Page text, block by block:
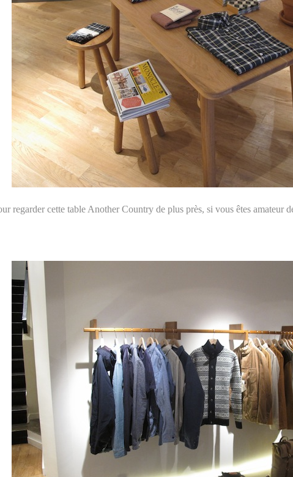
regarder cette table Another Country de plus près, si vous êtes amateur